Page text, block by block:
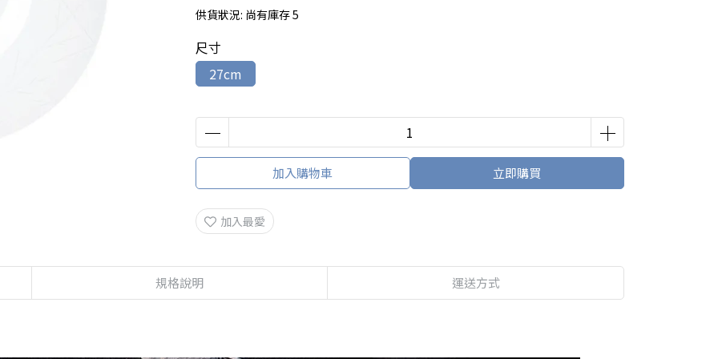
供貨狀況: 尚有庫存 5
尺寸
27cm
加入購物車 立即購買
加入最愛
規格說明 運送方式